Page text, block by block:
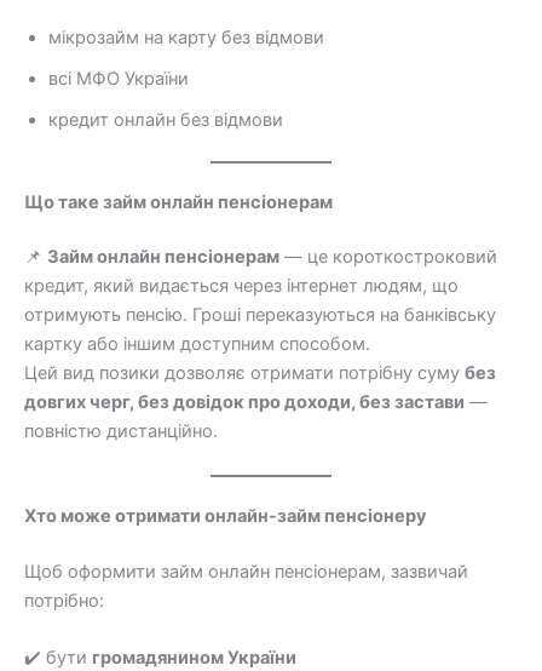
мікрозайм на карту без відмови
всі МФО України
кредит онлайн без відмови
Що таке займ онлайн пенсіонерам
📌 Займ онлайн пенсіонерам — це короткостроковий
кредит, який видається через інтернет людям, що
отримують пенсію. Гроші переказуються на банківську
картку або іншим доступним способом.
Цей вид позики дозволяє отримати потрібну суму без
довгих черг, без довідок про доходи, без застави —
повністю дистанційно.
Хто може отримати онлайн-займ пенсіонеру
Щоб оформити займ онлайн пенсіонерам, зазвичай
потрібно:
✔️ бути громадянином України